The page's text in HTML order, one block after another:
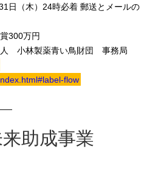
日（木）24時必着 郵送とメールの
300万円
人 小林製薬青い鳥財団 事務局
flow
助成事業